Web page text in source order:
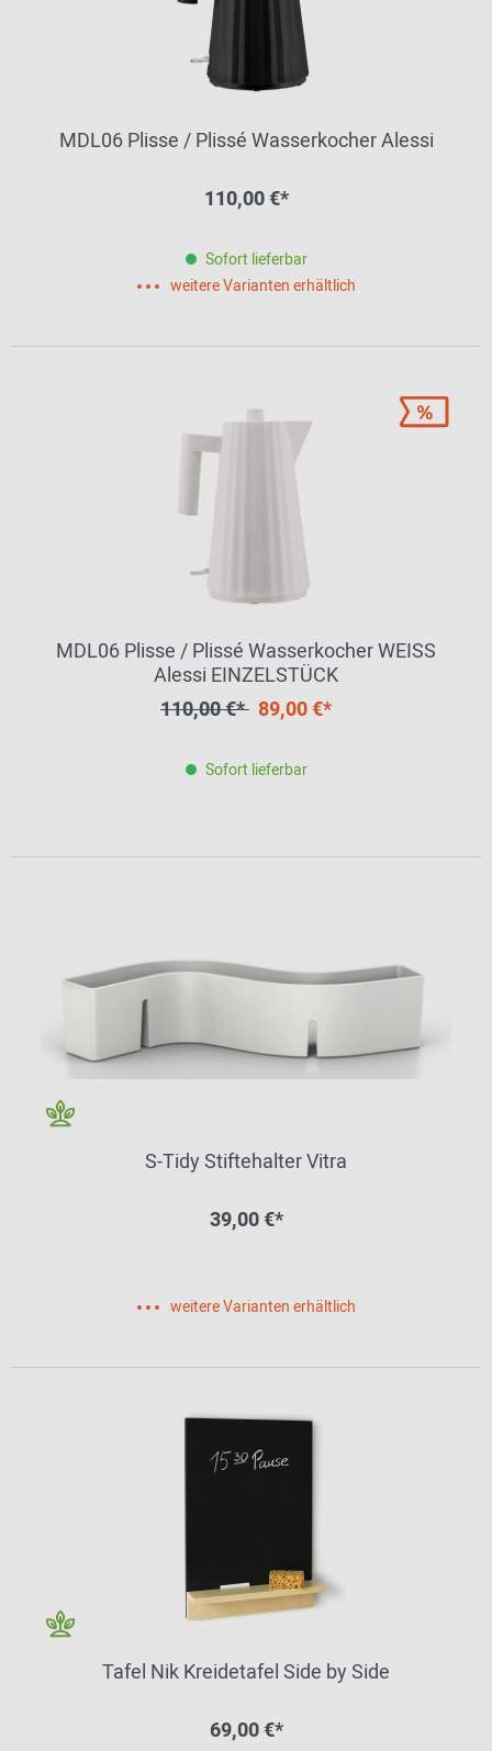
MDL06 Plisse / Plissé Wasserkocher Alessi
110,00 €*
Sofort lieferbar
weitere Varianten erhältlich
MDL06 Plisse / Plissé Wasserkocher WEISS
Alessi EINZELSTÜCK
110,00 €* 89,00 €*
Sofort lieferbar
S-Tidy Stiftehalter Vitra
39,00 €*
weitere Varianten erhältlich
Tafel Nik Kreidetafel Side by Side
69,00 €*